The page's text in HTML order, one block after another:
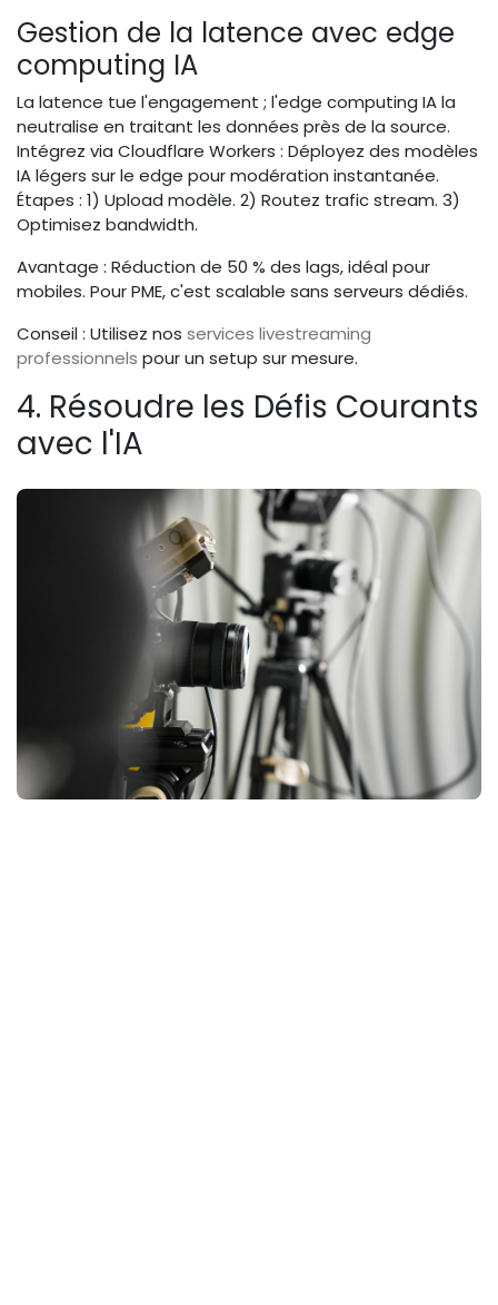
Gestion de la latence avec edge
computing IA
La latence tue l'engagement ; l'edge computing IA la
neutralise en traitant les données près de la source.
Intégrez via Cloudflare Workers : Déployez des modèles
IA légers sur le edge pour modération instantanée.
Étapes : 1) Upload modèle. 2) Routez trafic stream. 3)
Optimisez bandwidth.
Avantage : Réduction de 50 % des lags, idéal pour
mobiles. Pour PME, c'est scalable sans serveurs dédiés.
Conseil : Utilisez nos services livestreaming
professionnels pour un setup sur mesure.
4. Résoudre les Défis Courants
avec l'IA